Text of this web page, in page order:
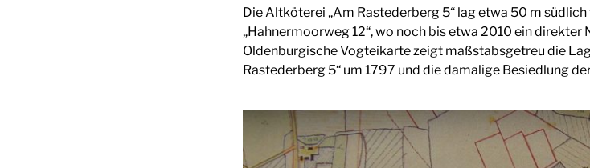
Die Altköterei „Am Rastederberg 5“ lag etwa 50 m
„Hahnermoorweg 12“, wo noch bis etwa 2010 ein
Oldenburgische Vogteikarte zeigt maßstabsgetreu die
Rastederberg 5“ um 1797 und die damalige Besiedlung